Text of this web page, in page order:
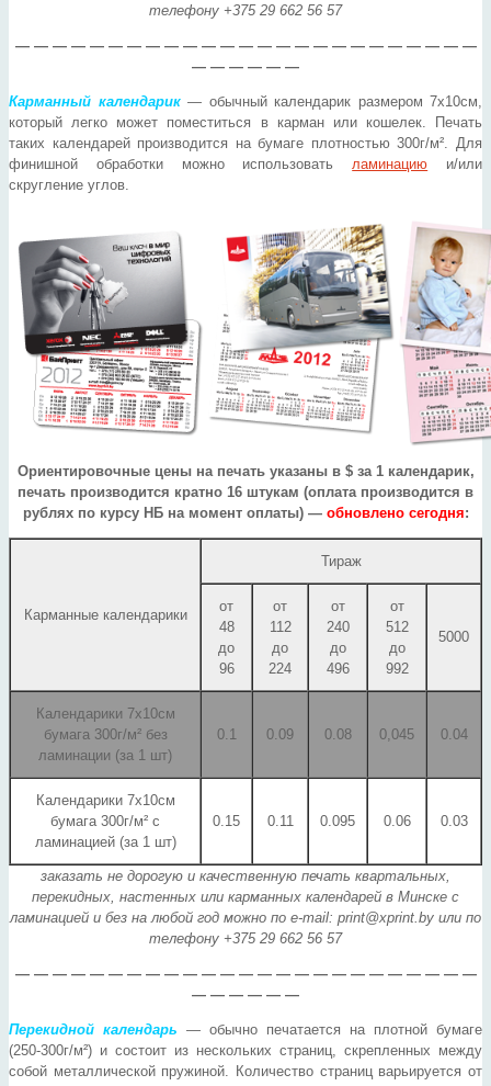
телефону +375 29 662 56 57
— — — — — — — — — — — — — — — — — — — — — — — — —
— — — — — —
Карманный календарик — обычный календарик размером 7х10см,
который легко может поместиться в карман или кошелек. Печать
таких календарей производится на бумаге плотностью 300г/м². Для
финишной обработки можно использовать ламинацию и/или
скругление углов.
Ориентировочные цены на печать указаны в $ за 1 календарик,
печать производится кратно 16 штукам (оплата производится в
рублях по курсу НБ на момент оплаты)— обновлено сегодня:
Карманные календарики
Тираж
от
48
до
96
от
112
до
224
от
240
до
496
от
512
до
992
5000
Календарики 7х10см
бумага 300г/м² без
ламинации (за 1 шт)
0.1 0.09 0.08 0,045 0.04
Календарики 7х10см
бумага 300г/м² с
ламинацией (за 1 шт)
0.15 0.11 0.095 0.06 0.03
заказать не дорогую и качественную печать квартальных,
перекидных, настенных или карманных календарей в Минске с
ламинацией и без на любой год можно по e-mail: print@xprint.by или по
телефону +375 29 662 56 57
— — — — — — — — — — — — — — — — — — — — — — — — —
— — — — — —
Перекидной календарь — обычно печатается на плотной бумаге
(250-300г/м²) и состоит из нескольких страниц, скрепленных между
собой металлической пружиной. Количество страниц варьируется от